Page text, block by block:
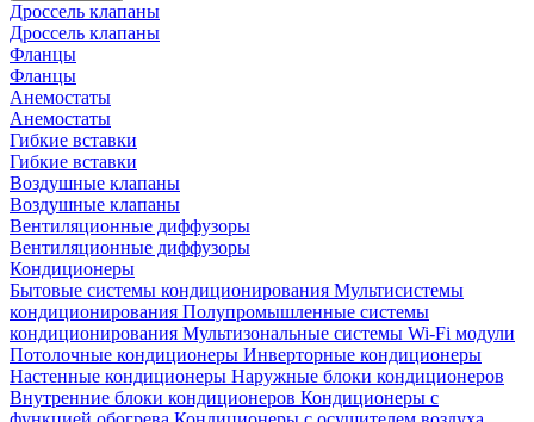
Дроссель клапаны
Дроссель клапаны
Фланцы
Фланцы
Анемостаты
Анемостаты
Гибкие вставки
Гибкие вставки
Воздушные клапаны
Воздушные клапаны
Вентиляционные диффузоры
Вентиляционные диффузоры
Кондиционеры
Бытовые системы кондиционирования Мультисистемы
кондиционирования Полупромышленные системы
кондиционирования Мультизональные системы Wi-Fi модули
Потолочные кондиционеры Инверторные кондиционеры
Настенные кондиционеры Наружные блоки кондиционеров
Внутренние блоки кондиционеров Кондиционеры с